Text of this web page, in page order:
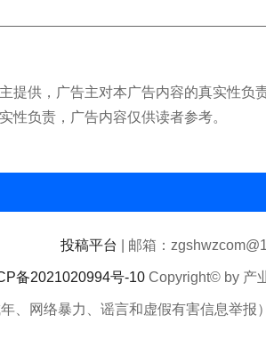
供，广告主对本广告内容的真实性负
性负责，广告内容仅供读者参考。
投稿平台 | 邮箱：
备2021020994号-10 Copyright© by 产
、网络暴力、谣言和虚假有害信息举